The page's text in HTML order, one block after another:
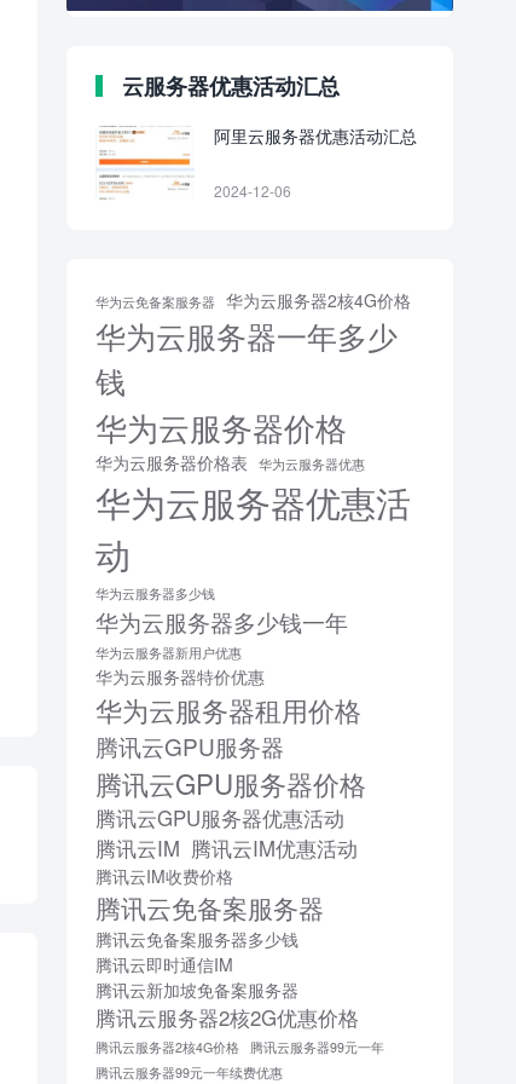
云服务器优惠活动汇总
阿里云服务器优惠活动汇总
2024-12-06
华为云免备案服务器 华为云服务器2核4G价格
华为云服务器一年多少
钱
华为云服务器价格
华为云服务器价格表 华为云服务器优惠
华为云服务器优惠活
动
华为云服务器多少钱
华为云服务器多少钱一年
华为云服务器新用户优惠
华为云服务器特价优惠
华为云服务器租用价格
腾讯云GPU服务器
腾讯云GPU服务器价格
腾讯云GPU服务器优惠活动
腾讯云IM 腾讯云IM优惠活动
腾讯云IM收费价格
腾讯云免备案服务器
腾讯云免备案服务器多少钱
腾讯云即时通信IM
腾讯云新加坡免备案服务器
腾讯云服务器2核2G优惠价格
腾讯云服务器2核4G价格
腾讯云服务器99元一年
腾讯云服务器99元一年续费优惠